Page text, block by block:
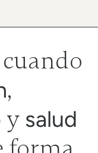
,
y salud